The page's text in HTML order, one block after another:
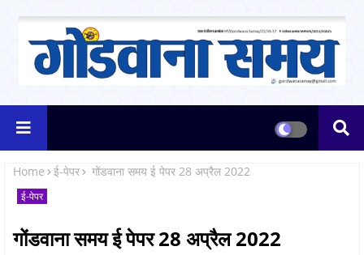
Home ई-पेपर गोंडवाना समय ई पेपर 28 अप्रैल 2022
ई-पेपर
गोंडवाना समय ई पेपर 28 अप्रैल 2022